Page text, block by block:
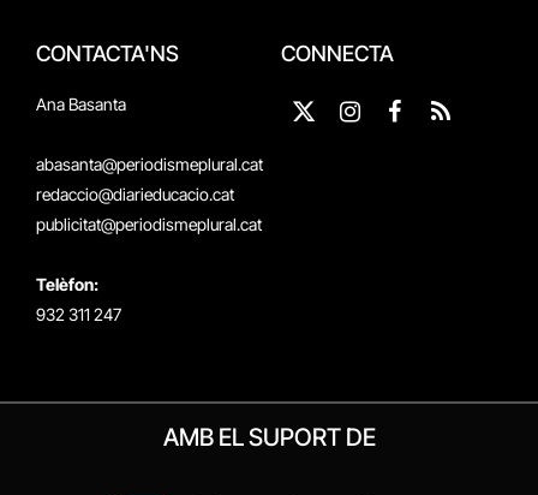
CONTACTA'NS
Ana Basanta
abasanta@periodismeplural.cat
redaccio@diarieducacio.cat
publicitat@periodismeplural.cat
Telèfon:
932 311 247
CONNECTA
X
Instagram
Facebook
RSS
AMB EL SUPORT DE